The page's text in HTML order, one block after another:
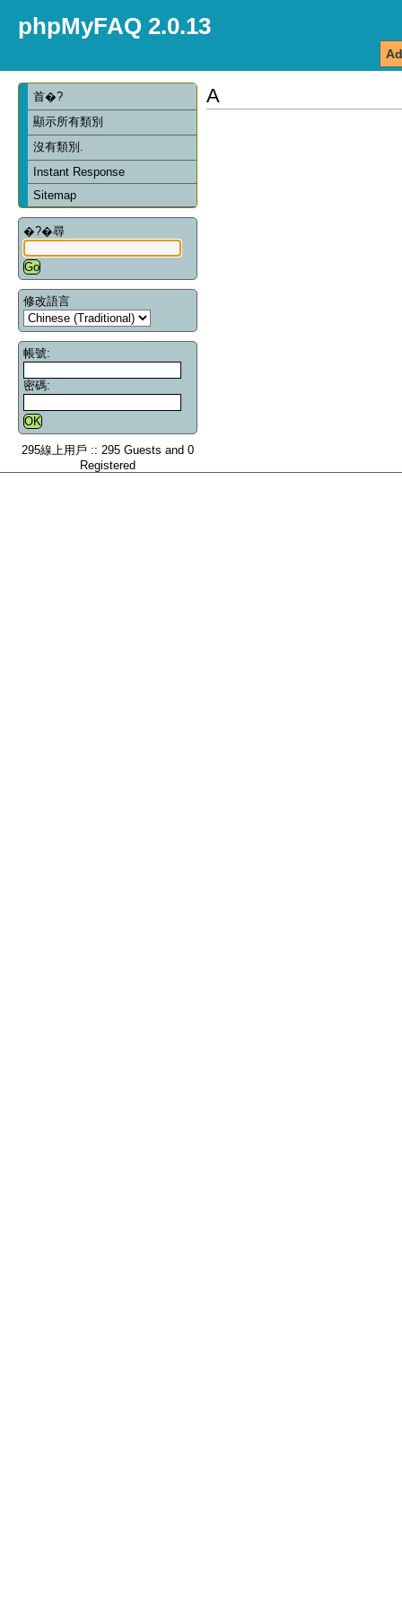
phpMyFAQ 2.0.13
首�?
顯示所有類別
沒有類別.
Instant Response
Sitemap
�?�尋
修改語言
帳號:
密碼:
295線上用戶 :: 295 Guests and 0
Registered
A